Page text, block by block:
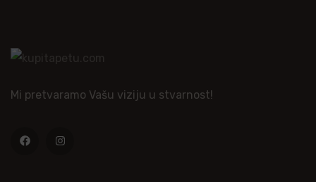
Mi pretvaramo Vašu viziju u stvarnost!